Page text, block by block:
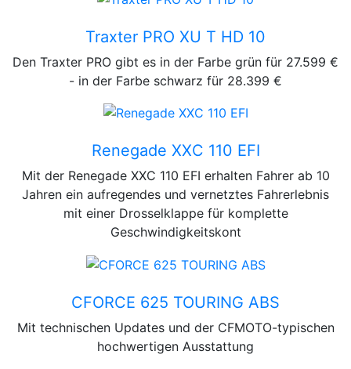
Traxter PRO XU T HD 10
Den Traxter PRO gibt es in der Farbe grün für 27.599 €
- in der Farbe schwarz für 28.399 €
Renegade XXC 110 EFI
Mit der Renegade XXC 110 EFI erhalten Fahrer ab 10
Jahren ein aufregendes und vernetztes Fahrerlebnis
mit einer Drosselklappe für komplette
Geschwindigkeitskont
CFORCE 625 TOURING ABS
Mit technischen Updates und der CFMOTO-typischen
hochwertigen Ausstattung